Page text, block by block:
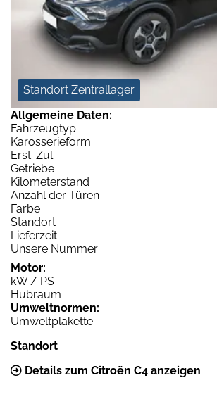
Standort Zentrallager
Allgemeine Daten:
Fahrzeugtyp
Karosserieform
Erst-Zul.
Getriebe
Kilometerstand
Anzahl der Türen
Farbe
Standort
Lieferzeit
Unsere Nummer
Motor:
kW / PS
Hubraum
Umweltnormen:
Umweltplakette
Standort
Details zum Citroën C4 anzeigen